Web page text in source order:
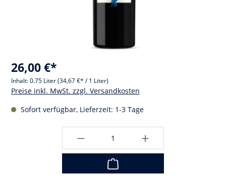
26,00 €*
Inhalt:0.75 Liter(34,67 €* / 1 Liter)
Preise inkl. MwSt. zzgl. Versandkosten
Sofort verfügbar, Lieferzeit: 1-3 Tage